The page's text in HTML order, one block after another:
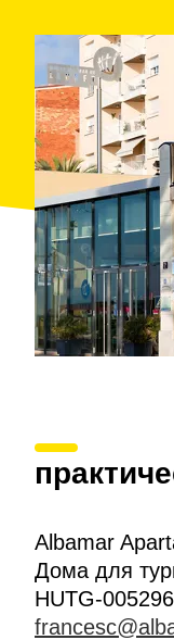
Albamar
Дома для
HUTG-005296